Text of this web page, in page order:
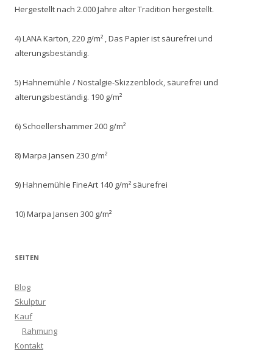
Hergestellt nach 2.000 Jahre alter Tradition hergestellt.
4) LANA Karton, 220 g/m² , Das Papier ist säurefrei und
alterungsbeständig.
5) Hahnemühle / Nostalgie-Skizzenblock, säurefrei und
alterungsbeständig. 190 g/m²
6) Schoellershammer 200 g/m²
8) Marpa Jansen 230 g/m²
9) Hahnemühle FineArt 140 g/m² säurefrei
10) Marpa Jansen 300 g/m²
SEITEN
Blog
Skulptur
Kauf
Rahmung
Kontakt